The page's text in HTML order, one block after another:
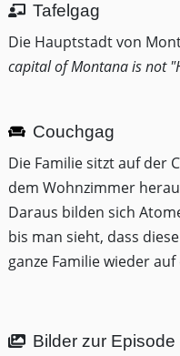
Tafelgag
Die Hauptstadt von
capital of Montana is not
Couchgag
Die Familie sitzt auf der
dem Wohnzimmer
Daraus bilden sich
bis man sieht, dass
ganze Familie wieder
Bilder zur